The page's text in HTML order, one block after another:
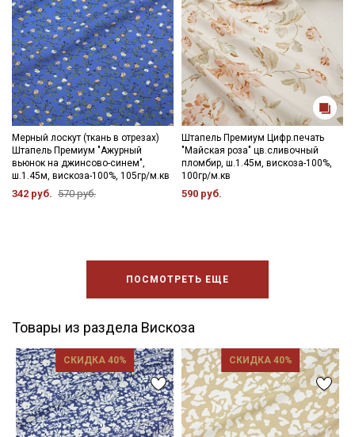
Мерный лоскут (ткань в отрезах)
Штапель Премиум "Ажурный
вьюнок на джинсово-синем",
ш.1.45м, вискоза-100%, 105гр/м.кв
342 руб. 570 руб.
Штапель Премиум Цифр.печать
"Майская роза" цв.сливочный
пломбир, ш.1.45м, вискоза-100%,
100гр/м.кв
590 руб.
ПОСМОТРЕТЬ ЕЩЕ
Товары из раздела Вискоза
СКИДКА 40% СКИДКА 40%